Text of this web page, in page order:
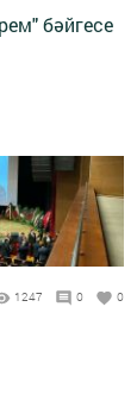
бәйгесе
1247 0 0